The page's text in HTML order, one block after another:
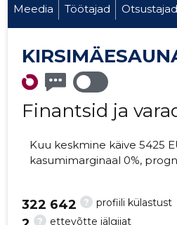
Meedia Töötajad Otsustajad
Finantsid ja
Kuu keskmine käive 5425
kasumimarginaal 0%,
? profiili külastust
322 642
? ettevõtte jälgijat